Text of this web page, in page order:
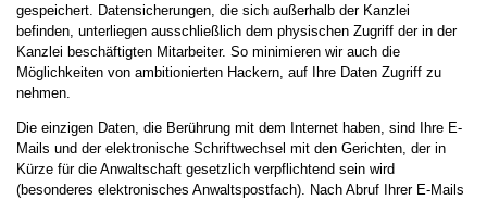
gespeichert. Datensicherungen, die sich außerhalb der Kanzlei
befinden, unterliegen ausschließlich dem physischen Zugriff der in der
Kanzlei beschäftigten Mitarbeiter. So minimieren wir auch die
Möglichkeiten von ambitionierten Hackern, auf Ihre Daten Zugriff zu
nehmen.
Die einzigen Daten, die Berührung mit dem Internet haben, sind Ihre E-
Mails und der elektronische Schriftwechsel mit den Gerichten, der in
Kürze für die Anwaltschaft gesetzlich verpflichtend sein wird
(besonderes elektronisches Anwaltspostfach). Nach Abruf Ihrer E-Mails